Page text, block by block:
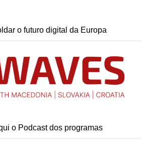
o futuro digital da Europa
o Podcast dos programas